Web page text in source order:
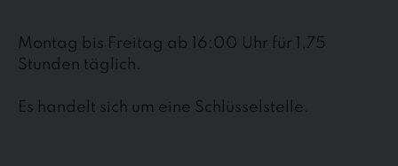
Montag bis Freitag ab 16:00 Uhr für 1,75
Stunden täglich.
Es handelt sich um eine Schlüsselstelle.